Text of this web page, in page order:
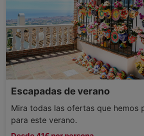
Escapadas de verano
Mira todas las ofertas que hemos
para este verano.